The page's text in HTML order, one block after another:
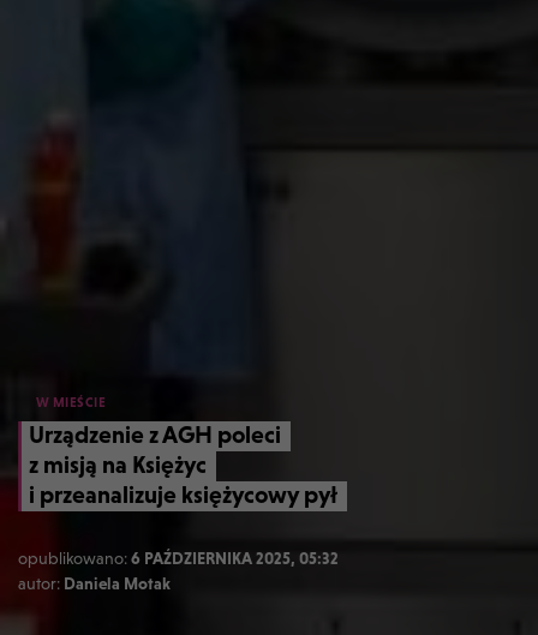
W MIEŚCIE
Urządzenie z AGH poleci
z misją na Księżyc
i przeanalizuje księżycowy pył
opublikowano:6 PAŹDZIERNIKA 2025, 05:32
autor: Daniela Motak